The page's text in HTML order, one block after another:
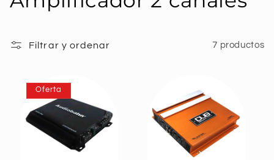
l
Filtrar y ordenar 7 productos
Oferta